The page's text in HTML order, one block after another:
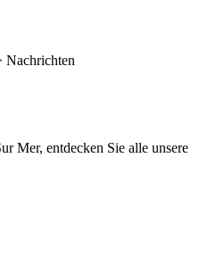
Nachrichten
Mer, entdecken Sie alle unsere